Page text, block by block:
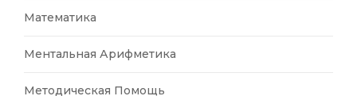
Математика
Ментальная Арифметика
Методическая Помощь